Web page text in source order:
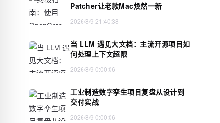
Patcher让老款Mac焕然一新
2026/8/9 21:40:38
当 LLM 遇见大文档：主流开源项目如
何处理上下文超限
2026/8/9 0:00:06
工业制造数字孪生项目复盘从设计到
交付实战
2026/8/9 0:00:06